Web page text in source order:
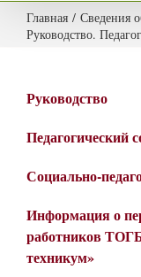
Главная / Сведения
Руководство.
Руководство
Педагогический
Социально-
Информация о
работников
техникум»